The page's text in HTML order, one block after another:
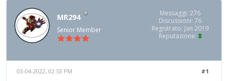
MR294
Senior Member
Messaggi: 276
Discussioni: 76
Registrato: Jan 2019
Reputazione: 8
#1
03-04-2022, 02:53 PM